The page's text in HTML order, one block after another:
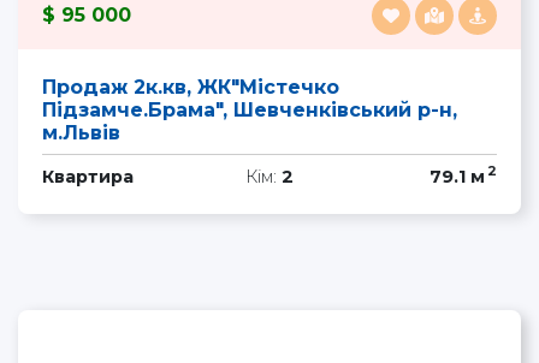
95 000
Продаж 2к.кв, ЖК"Містечко
Підзамче.Брама", Шевченківський р-н,
м.Львів
Квартира Кім: 2 79.1 м 2